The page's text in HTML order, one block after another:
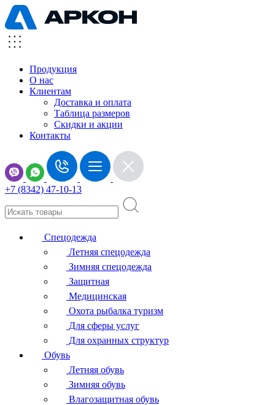
Продукция
О нас
Клиентам
Доставка и оплата
Таблица размеров
Скидки и акции
Контакты
+7 (8342) 47-10-13
Спецодежда
Летняя спецодежда
Зимняя спецодежда
Защитная
Медицинская
Охота рыбалка туризм
Для сферы услуг
Для охранных структур
Обувь
Летняя обувь
Зимняя обувь
Влагозащитная обувь